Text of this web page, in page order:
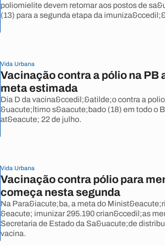
poliomielite devem retornar aos postos de
(13) para a segunda etapa da
Vida Urbana
Vacinação contra a pólio na PB
meta estimada
Dia D da vacina&ccedil;&atilde;o contra a
&uacute;ltimo s&aacute;bado (18) em todo o
at&eacute; 22 de julho.
Vida Urbana
Vacinação contra pólio para
começa nesta segunda
Na Para&iacute;ba, a meta do
&eacute; imunizar 295.190 crian&ccedil;as
Secretaria de Estado da Sa&uacute;de
vacina.